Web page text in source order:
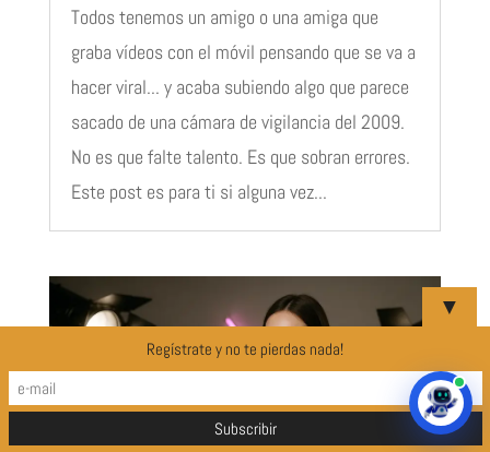
Todos tenemos un amigo o una amiga que
graba vídeos con el móvil pensando que se va a
hacer viral... y acaba subiendo algo que parece
sacado de una cámara de vigilancia del 2009.
No es que falte talento. Es que sobran errores.
Este post es para ti si alguna vez...
▼
Regístrate y no te pierdas nada!